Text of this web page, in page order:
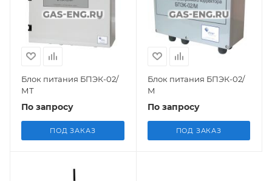
Блок питания БПЭК-02/
МТ
По запросу
ПОД ЗАКАЗ
Блок питания БПЭК-02/
М
По запросу
ПОД ЗАКАЗ